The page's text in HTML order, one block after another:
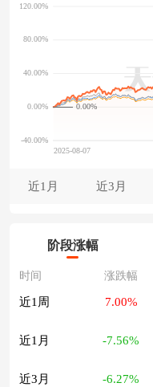
0.00%
近1月 近3月
阶段涨幅
时间 涨跌幅
近1周 7.00%
近1月 -7.56%
近3月 -6.27%